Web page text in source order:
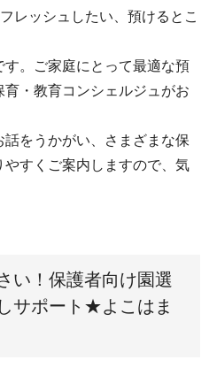
レッシュしたい、預けるとこ
。ご家庭にとって最適な預
・教育コンシェルジュがお
をうかがい、さまざまな保
すくご案内しますので、気
い！保護者向け園選
サポート★よこはま